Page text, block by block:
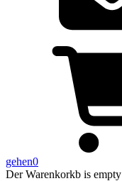
gehen0
Der Warenkorkb is empty